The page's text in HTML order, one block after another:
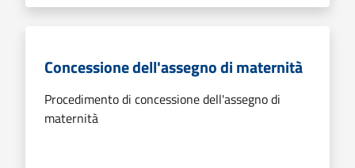
Concessione dell'assegno di maternità
Procedimento di concessione dell'assegno di
maternità